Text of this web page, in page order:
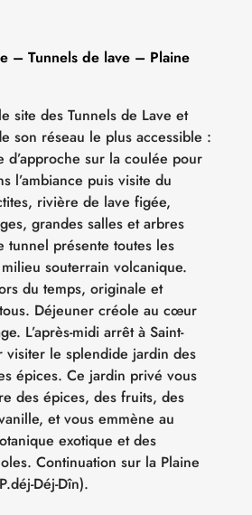
– Tunnels de lave – Plaine
site des Tunnels de Lave et
son réseau le plus accessible :
d’approche sur la coulée pour
l’ambiance puis visite du
rivière de lave figée,
grandes salles et arbres
présente toutes les
souterrain volcanique.
du temps, originale et
Déjeuner créole au cœur
L’après-midi arrêt à Saint-
visiter le splendide jardin des
épices. Ce jardin privé vous
des épices, des fruits, des
et vous emmène au
exotique et des
Continuation sur la Plaine
Déj-Dîn).